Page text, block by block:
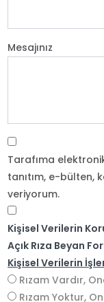
Mesajınız
Tarafıma
tanıtım, e-bülten,
veriyorum.
Kişisel Verilerin
Açık Rıza Beyan
Kişisel Verilerin
Rızam Vardır,
Rızam Yoktur,